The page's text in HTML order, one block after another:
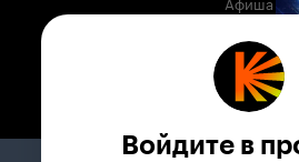
Музыка
Телепрограмма
Войдите в